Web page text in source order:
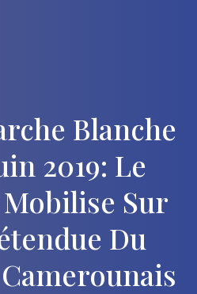
Blanche
2019: Le
Mobilise Sur
Du